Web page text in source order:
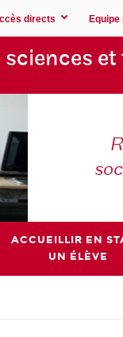
directs Equipe
sciences
ACCUEILLIR EN
UN ÉLÈVE